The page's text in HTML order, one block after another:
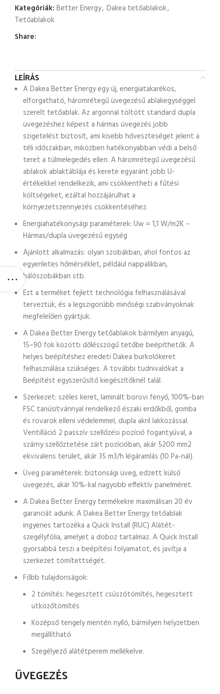
Kategóriák: Better Energy, Dakea tetőablakok,
Tetőablakok
Share:
LEÍRÁS
A Dakea Better Energy egy új, energiatakarékos,
elforgatható, háromrétegű üvegezésű ablakegységgel
szerelt tetőablak. Az argonnal töltött standard dupla
üvegezéshez képest a hármas üvegezés jobb
szigetelést biztosít, ami kisebb hőveszteséget jelent a
téli időszakban, miközben hatékonyabban védi a belső
teret a túlmelegedés ellen. A háromrétegű üvegezésű
ablakok ablaktáblája és kerete egyaránt jobb U-
értékekkel rendelkezik, ami csökkentheti a fűtési
költségeket, ezáltal hozzájárulhat a
környezetszennyezés csökkentéséhez.
Energiahatékonysági paraméterek: Uw = 1,1 W/m2K –
Hármas/dupla üvegezésű egység
Ajánlott alkalmazás: olyan szobákban, ahol fontos az
egyenletes hőmérséklet, például nappalikban,
hálószobákban stb.
Ezt a terméket fejlett technológia felhasználásával
terveztük, és a legszigorúbb minőségi szabványoknak
megfelelően gyártjuk.
A Dakea Better Energy tetőablakok bármilyen anyagú,
15–90 fok közötti dőlésszögű tetőbe beépíthetők. A
helyes beépítéshez eredeti Dakea burkolókeret
felhasználása szükséges. A további tudnivalókat a
Beépítést egyszerűsítő kiegészítőknél talál.
Szerkezet: széles keret, laminált borovi fenyő, 100%-ban
FSC tanúsítvánnyal rendelkező északi erdőkből, gomba
és rovarok elleni védelemmel, dupla akril lakkozással.
Ventilláció 2 passzív szellőzési pozíció fogantyúval, a
szárny szellőztetése zárt pozícióban, akár 5200 mm2
ekvivalens terület, akár 35 m3/h légáramlás (10 Pa-nál).
Üveg paraméterek: biztonsági üveg, edzett külső
üvegezés, akár 10%-kal nagyobb effektív panelméret.
A Dakea Better Energy termékekre maximálisan 20 év
garanciát adunk. A Dakea Better Energy tetőablak
ingyenes tartozéka a Quick Install (RUC) Alátét-
szegélyfólia, amelyet a doboz tartalmaz. A Quick Install
gyorsabbá teszi a beépítési folyamatot, és javítja a
szerkezet tömítettségét.
Főbb tulajdonságok:
2 tömítés: hegesztett csúszótömítés, hegesztett
ütközőtömítés
Középső tengely mentén nyíló, bármilyen helyzetben
megállítható
Szegélyező alátétperem mellékelve.
ÜVEGEZÉS